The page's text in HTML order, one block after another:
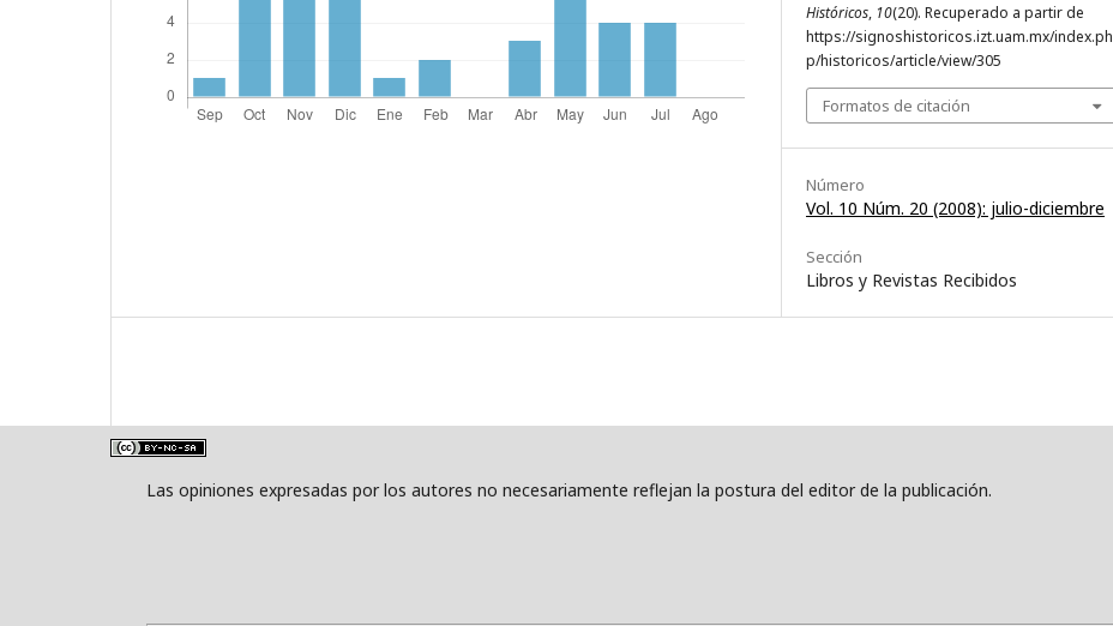
Históricos, 10(20). Recuperado a partir de
https://signoshistoricos.izt.uam.mx/index.ph
p/historicos/article/view/305
Formatos de citación
Número
Vol. 10 Núm. 20 (2008): julio-diciembre
Sección
Libros y Revistas Recibidos
Las opiniones expresadas por los autores no necesariamente reflejan la postura del editor de la publicación.